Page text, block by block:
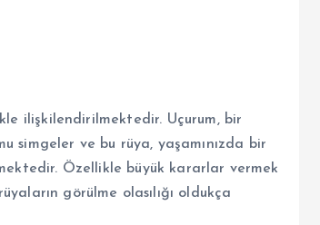
ilişkilendirilmektedir. Uçurum, bir
simgeler ve bu rüya, yaşamınızda bir
Özellikle büyük kararlar vermek
görülme olasılığı oldukça